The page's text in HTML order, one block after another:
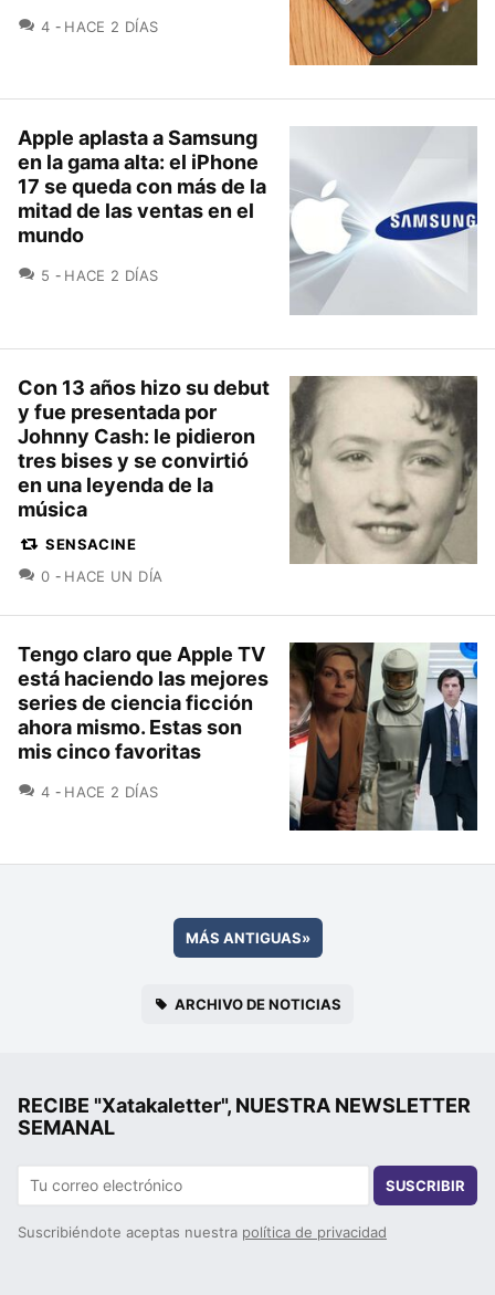
4 COMENTARIOS
HACE 2 DÍAS
Apple aplasta a Samsung
en la gama alta: el iPhone
17 se queda con más de la
mitad de las ventas en el
mundo
5 COMENTARIOS
HACE 2 DÍAS
Con 13 años hizo su debut
y fue presentada por
Johnny Cash: le pidieron
tres bises y se convirtió
en una leyenda de la
música
SENSACINE
0 COMENTARIOS
HACE UN DÍA
Tengo claro que Apple TV
está haciendo las mejores
series de ciencia ficción
ahora mismo. Estas son
mis cinco favoritas
4 COMENTARIOS
HACE 2 DÍAS
MÁS ANTIGUAS»
ARCHIVO DE NOTICIAS
RECIBE "Xatakaletter", NUESTRA NEWSLETTER
SEMANAL
SUSCRIBIR
Suscribiéndote aceptas nuestra política de privacidad